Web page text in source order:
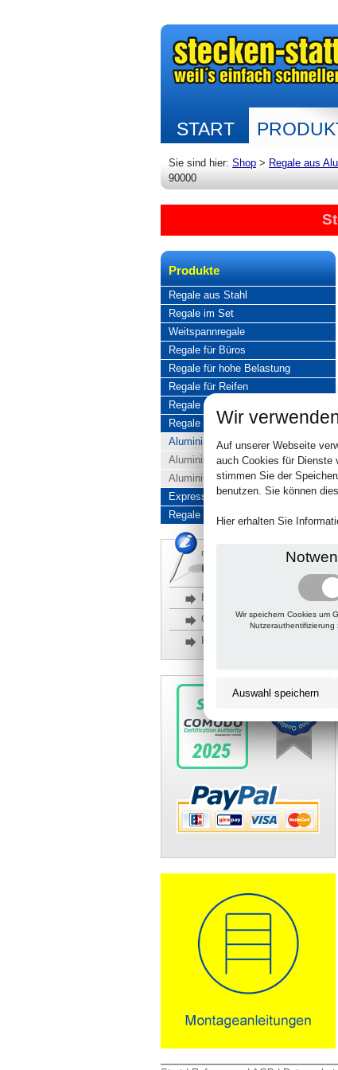
START
Sie sind hier: Shop > Regale aus
90000
Produkte
Regale aus Stahl
Regale im Set
Weitspannregale
Regale für Büros
Regale für hohe Belastung
Regale für Reifen
Regale aus Edelstahl
Regale aus Aluminium
Aluminiumregale komplett
Aluminiumregal Baukasten
Aluminiumregal Kombinationen
Express-Produkte
Regale Reduziert
Rückfragen, Hilfe, Bestellen?
06201 690095-0
Häufige Fragen
Glossar
Kontakt
Wir
Auf unserer Webseite
auch Cookies für Dienste
stimmen Sie der
benutzen. Sie können
Hier erhalten Sie
Wir speichern Cookies um
Nutzerauthentifizierung
Auswahl speichern